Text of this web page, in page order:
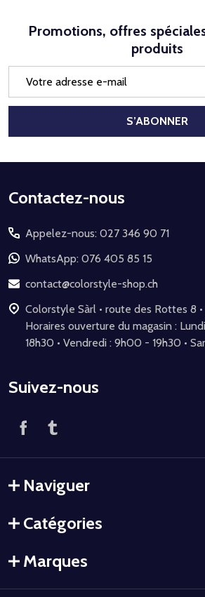
Promotions, offres
produits
mail
S’ABONNER
Début
pied
de
page
Contactez-nous
Appelez-nous: 027 346 90 71
WhatsApp: 076 405 85 15
contact@colorstyle-shop.ch
Colorstyle Sàrl • route des Rottes 8 • 1964 Conthey •
Horaires ouverture du magasin : Lundi – jeudi : 9h00 –
18h30 • Vendredi : 9h00 - 19h30 •
Suivez-nous
Naviguer
Catégories
Marques